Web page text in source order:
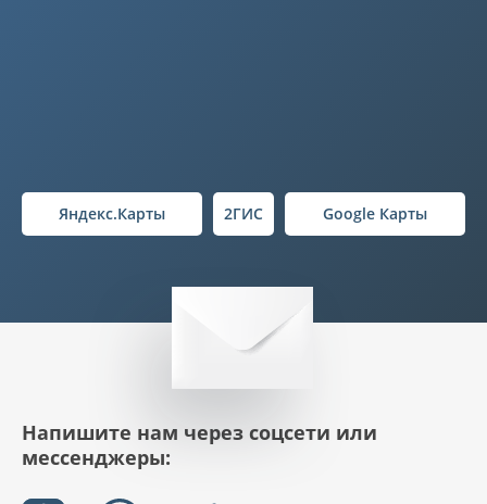
Яндекс.Карты 2ГИС Google Карты
Напишите нам через соцсети или
мессенджеры: